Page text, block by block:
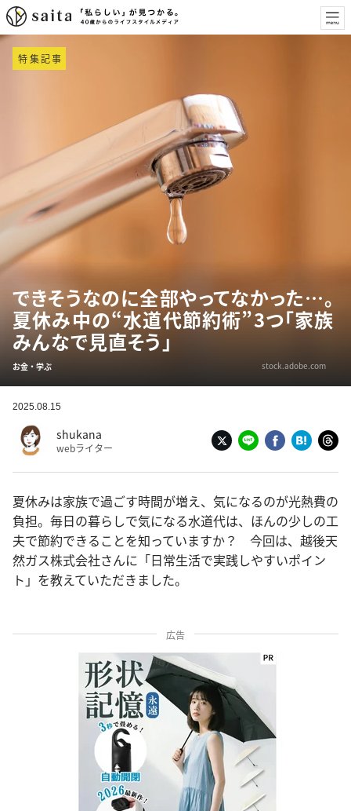
特集記事
できそうなのに全部やってなかった…。
夏休み中の“水道代節約術”3つ「家族
みんなで見直そう」
お金・学ぶ stock.adobe.com
2025.08.15
shukana
webライター
夏休みは家族で過ごす時間が増え、気になるのが光熱費の
負担。毎日の暮らしで気になる水道代は、ほんの少しの工
夫で節約できることを知っていますか？ 今回は、越後天
然ガス株式会社さんに「日常生活で実践しやすいポイン
ト」を教えていただきました。
広告